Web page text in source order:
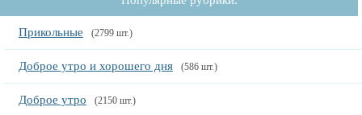
Прикольные (2799 шт.)
Доброе утро и хорошего дня (586 шт.)
Доброе утро (2150 шт.)